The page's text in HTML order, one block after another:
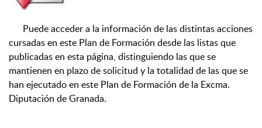
Puede acceder a la información de las distintas acciones
cursadas en este Plan de Formación desde las listas que
publicadas en esta página, distinguiendo las que se
mantienen en plazo de solicitud y la totalidad de las que se
han ejecutado en este Plan de Formación de la Excma.
Diputación de Granada.